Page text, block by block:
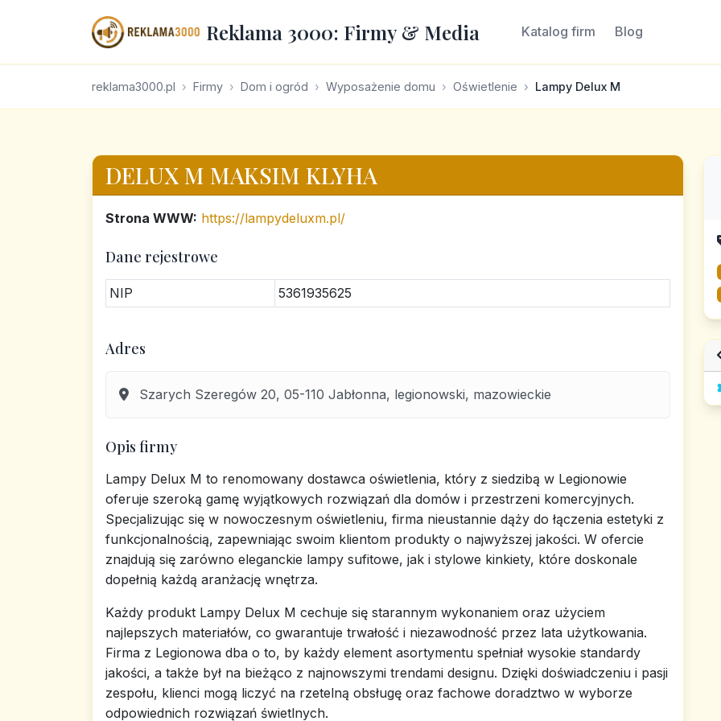
Reklama 3000: Firmy & Media Katalog firm Blog
reklama3000.pl Firmy Dom i ogród Wyposażenie domu Oświetlenie Lampy Delux M
DELUX M MAKSIM KLYHA
Strona WWW: https://lampydeluxm.pl/
Dane rejestrowe
NIP 5361935625
Adres
Szarych Szeregów 20, 05-110 Jabłonna, legionowski, mazowieckie
Opis firmy
Lampy Delux M to renomowany dostawca oświetlenia, który z siedzibą w Legionowie
oferuje szeroką gamę wyjątkowych rozwiązań dla domów i przestrzeni komercyjnych.
Specjalizując się w nowoczesnym oświetleniu, firma nieustannie dąży do łączenia estetyki z
funkcjonalnością, zapewniając swoim klientom produkty o najwyższej jakości. W ofercie
znajdują się zarówno eleganckie lampy sufitowe, jak i stylowe kinkiety, które doskonale
dopełnią każdą aranżację wnętrza.
Każdy produkt Lampy Delux M cechuje się starannym wykonaniem oraz użyciem
najlepszych materiałów, co gwarantuje trwałość i niezawodność przez lata użytkowania.
Firma z Legionowa dba o to, by każdy element asortymentu spełniał wysokie standardy
jakości, a także był na bieżąco z najnowszymi trendami designu. Dzięki doświadczeniu i pasji
zespołu, klienci mogą liczyć na rzetelną obsługę oraz fachowe doradztwo w wyborze
odpowiednich rozwiązań świetlnych.